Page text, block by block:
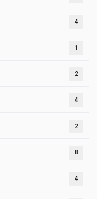
4
1
2
4
2
8
4